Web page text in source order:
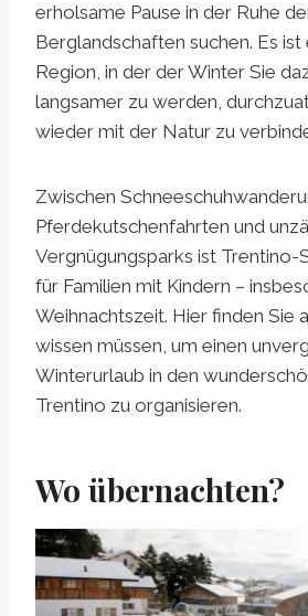
erholsame Pause in der Ruhe
Berglandschaften suchen. Es
Region, in der der Winter Sie
langsamer zu werden,
wieder mit der Natur zu
Zwischen
Pferdekutschenfahrten und
Vergnügungsparks ist Trentino-
für Familien mit Kindern –
Weihnachtszeit. Hier finden Sie
wissen müssen, um einen
Winterurlaub in den
Trentino zu organisieren.
Wo übernachten?